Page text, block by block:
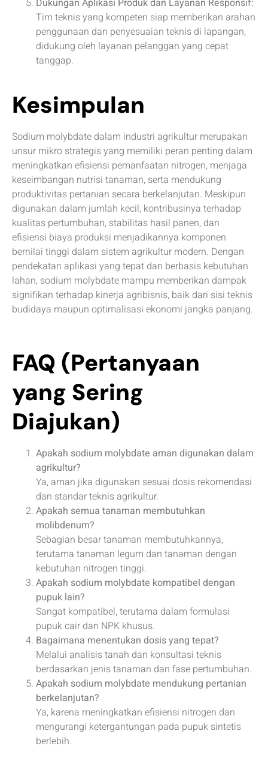
Tim teknis yang kompeten siap memberikan arahan
penggunaan dan penyesuaian teknis di lapangan,
didukung oleh layanan pelanggan yang cepat
tanggap.
Kesimpulan
Sodium molybdate dalam industri agrikultur merupakan
unsur mikro strategis yang memiliki peran penting dalam
meningkatkan efisiensi pemanfaatan nitrogen, menjaga
keseimbangan nutrisi tanaman, serta mendukung
produktivitas pertanian secara berkelanjutan. Meskipun
digunakan dalam jumlah kecil, kontribusinya terhadap
kualitas pertumbuhan, stabilitas hasil panen, dan
efisiensi biaya produksi menjadikannya komponen
bernilai tinggi dalam sistem agrikultur modern. Dengan
pendekatan aplikasi yang tepat dan berbasis kebutuhan
lahan, sodium molybdate mampu memberikan dampak
signifikan terhadap kinerja agribisnis, baik dari sisi teknis
budidaya maupun optimalisasi ekonomi jangka panjang.
FAQ (Pertanyaan
yang Sering
Diajukan)
Apakah sodium molybdate aman digunakan dalam
agrikultur?
Ya, aman jika digunakan sesuai dosis rekomendasi
dan standar teknis agrikultur.
Apakah semua tanaman membutuhkan
molibdenum?
Sebagian besar tanaman membutuhkannya,
terutama tanaman legum dan tanaman dengan
kebutuhan nitrogen tinggi.
Apakah sodium molybdate kompatibel dengan
pupuk lain?
Sangat kompatibel, terutama dalam formulasi
pupuk cair dan NPK khusus.
Bagaimana menentukan dosis yang tepat?
Melalui analisis tanah dan konsultasi teknis
berdasarkan jenis tanaman dan fase pertumbuhan.
Apakah sodium molybdate mendukung pertanian
berkelanjutan?
Ya, karena meningkatkan efisiensi nitrogen dan
mengurangi ketergantungan pada pupuk sintetis
berlebih.